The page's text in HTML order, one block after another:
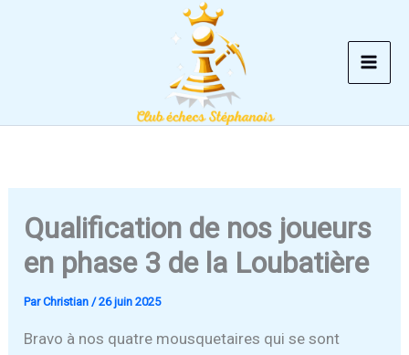
Qualification de nos joueurs
en phase 3 de la Loubatière
ParChristian/26 juin 2025
Bravo à nos quatre mousquetaires qui se sont